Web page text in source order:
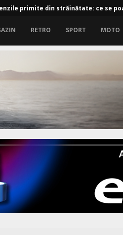
primite din străinătate: ce se
RETRO SPORT MOTO